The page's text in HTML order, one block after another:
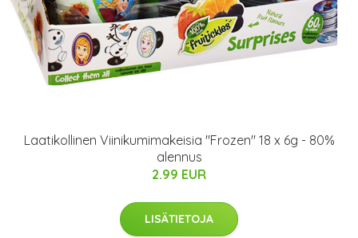
Laatikollinen Viinikumimakeisia "Frozen" 18 x 6g - 80%
alennus
2.99 EUR
LISÄTIETOJA